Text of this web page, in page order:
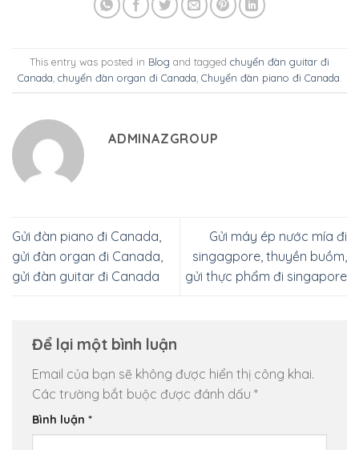
This entry was posted in Blog and tagged chuyển đàn guitar đi
Canada, chuyển đàn organ đi Canada, Chuyển đàn piano đi Canada.
ADMINAZGROUP
Gửi đàn piano đi Canada,
gửi đàn organ đi Canada,
gửi đàn guitar đi Canada
Gửi máy ép nước mía đi
singagpore, thuyền buồm,
gửi thực phẩm đi singapore
Để lại một bình luận
Email của bạn sẽ không được hiển thị công khai.
Các trường bắt buộc được đánh dấu *
Bình luận *